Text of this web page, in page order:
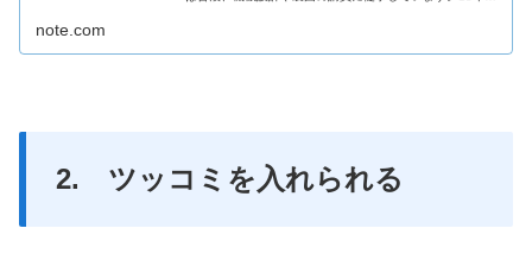
note.com
2. ツッコミを入れられる